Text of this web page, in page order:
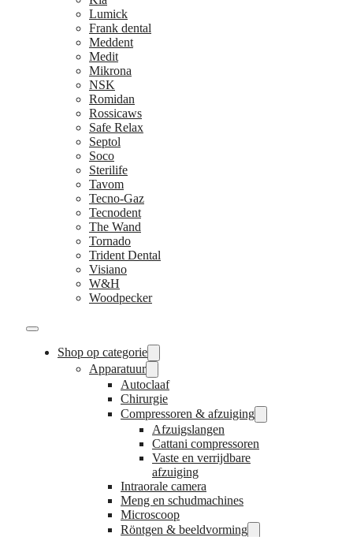
Lumick
Frank dental
Meddent
Medit
Mikrona
NSK
Romidan
Rossicaws
Safe Relax
Septol
Soco
Sterilife
Tavom
Tecno-Gaz
Tecnodent
The Wand
Tornado
Trident Dental
Visiano
W&H
Woodpecker
Shop op categorie
Apparatuur
Autoclaaf
Chirurgie
Compressoren & afzuiging
Afzuigslangen
Cattani compressoren
Vaste en verrijdbare
afzuiging
Intraorale camera
Meng en schudmachines
Microscoop
Röntgen & beeldvorming